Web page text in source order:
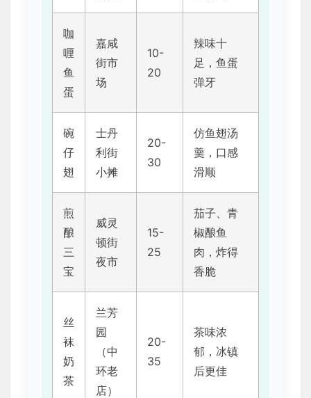
咖
喱
鱼
蛋
嘉咸
街市
场
10-
20
辣味十
足，鱼蛋
弹牙
碗
仔
翅
士丹
利街
小摊
20-
30
仿鱼翅汤
羹，口感
滑顺
煎
酿
三
宝
威灵
顿街
夜市
15-
25
茄子、青
椒酿鱼
肉，炸得
香脆
丝
袜
奶
茶
兰芳
园
（中
环老
店）
20-
35
茶味浓
郁，冰镇
后更佳